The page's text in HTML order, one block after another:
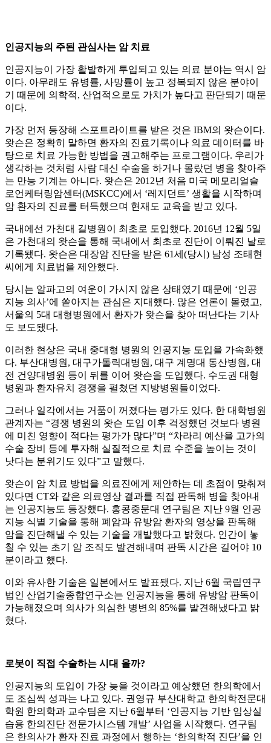
인공지능의 주된 관심사는 암 치료
인공지능이 가장 활발하게 투입되고 있는 의료 분야는 역시 암
이다. 아무래도 유병률, 사망률이 높고 정복되지 않은 분야이
기 때문에 의학적, 산업적으로도 가치가 높다고 판단되기 때문
이다.
가장 먼저 등장해 스포트라이트를 받은 것은 IBM의 왓슨이다.
왓슨은 정확히 말하면 환자의 진료기록이나 의료 데이터를 바
탕으로 치료 가능한 방법을 권고해주는 프로그램이다. 우리가
생각하는 것처럼 사람 대신 수술을 하거나 몰랐던 병을 찾아주
는 만능 기계는 아니다. 왓슨은 2012년 처음 미국 메모리얼슬
로언케터링암센터(MSKCC)에서 ‘레지던트’ 생활을 시작하며
암 환자의 진료를 터득했으며 현재도 교육을 받고 있다.
국내에선 가천대 길병원이 최초로 도입했다. 2016년 12월 5일
은 가천대의 왓슨을 통해 국내에서 최초로 진단이 이뤄진 날로
기록됐다. 왓슨은 대장암 진단을 받은 61세(당시) 남성 조태현
씨에게 치료법을 제안했다.
당시는 알파고의 여운이 가시지 않은 상태였기 때문에 ‘인공
지능 의사’에 쏟아지는 관심은 지대했다. 많은 언론이 몰렸고,
서울의 5대 대형병원에서 환자가 왓슨을 찾아 떠난다는 기사
도 보도됐다.
이러한 현상은 국내 중대형 병원의 인공지능 도입을 가속화했
다. 부산대병원, 대구가톨릭대병원, 대구 계명대 동산병원, 대
전 건양대병원 등이 뒤를 이어 왓슨을 도입했다. 수도권 대형
병원과 환자유치 경쟁을 펼쳤던 지방병원들이었다.
그러나 일각에서는 거품이 꺼졌다는 평가도 있다. 한 대학병원
관계자는 “경쟁 병원의 왓슨 도입 이후 걱정했던 것보다 병원
에 미친 영향이 적다는 평가가 많다”며 “차라리 예산을 고가의
수술 장비 등에 투자해 실질적으로 치료 수준을 높이는 것이
낫다는 분위기도 있다”고 말했다.
왓슨이 암 치료 방법을 의료진에게 제안하는 데 초점이 맞춰져
있다면 CT와 같은 의료영상 결과를 직접 판독해 병을 찾아내
는 인공지능도 등장했다. 홍콩중문대 연구팀은 지난 9월 인공
지능 식별 기술을 통해 폐암과 유방암 환자의 영상을 판독해
암을 진단해낼 수 있는 기술을 개발했다고 밝혔다. 인간이 놓
칠 수 있는 초기 암 조직도 발견해내며 판독 시간은 길어야 10
분이라고 했다.
이와 유사한 기술은 일본에서도 발표됐다. 지난 6월 국립연구
법인 산업기술종합연구소는 인공지능을 통해 유방암 판독이
가능해졌으며 의사가 의심한 병변의 85%를 발견해냈다고 밝
혔다.
로봇이 직접 수술하는 시대 올까?
인공지능의 도입이 가장 늦을 것이라고 예상했던 한의학에서
도 조심씩 성과는 나고 있다. 권영규 부산대학교 한의학전문대
학원 한의학과 교수팀은 지난 6월부터 ‘인공지능 기반 임상실
습용 한의진단 전문가시스템 개발’ 사업을 시작했다. 연구팀
은 한의사가 환자 진료 과정에서 행하는 ‘한의학적 진단’을 인